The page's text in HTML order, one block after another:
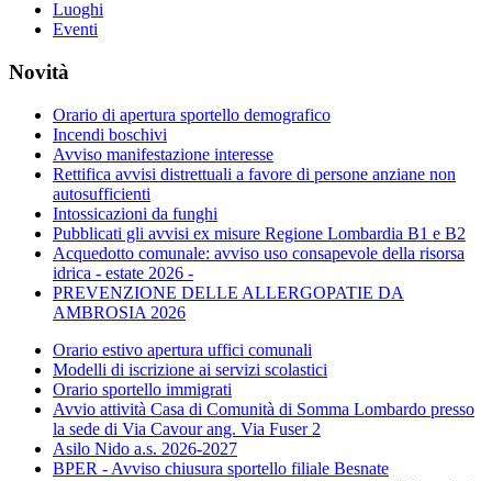
Luoghi
Eventi
Novità
Orario di apertura sportello demografico
Incendi boschivi
Avviso manifestazione interesse
Rettifica avvisi distrettuali a favore di persone anziane non
autosufficienti
Intossicazioni da funghi
Pubblicati gli avvisi ex misure Regione Lombardia B1 e B2
Acquedotto comunale: avviso uso consapevole della risorsa
idrica - estate 2026 -
PREVENZIONE DELLE ALLERGOPATIE DA
AMBROSIA 2026
Orario estivo apertura uffici comunali
Modelli di iscrizione ai servizi scolastici
Orario sportello immigrati
Avvio attività Casa di Comunità di Somma Lombardo presso
la sede di Via Cavour ang. Via Fuser 2
Asilo Nido a.s. 2026-2027
BPER - Avviso chiusura sportello filiale Besnate